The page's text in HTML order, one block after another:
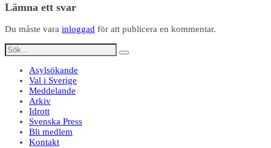
Lämna ett svar
Du måste vara inloggad för att publicera en kommentar.
Asylsökande
Val i Sverige
Meddelande
Arkiv
Idrott
Svenska Press
Bli medlem
Kontakt